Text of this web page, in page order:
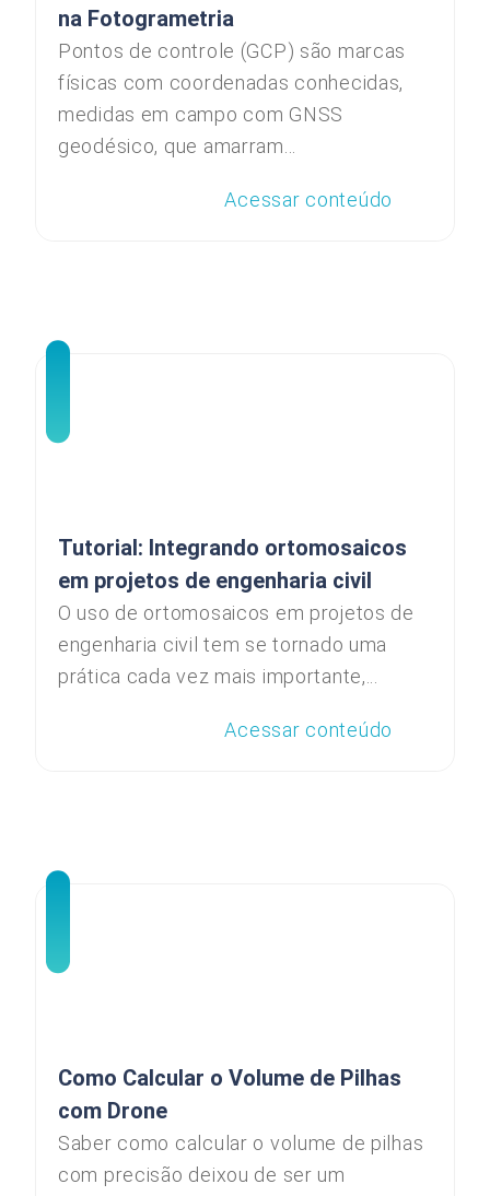
na Fotogrametria
Pontos de controle (GCP) são marcas
físicas com coordenadas conhecidas,
medidas em campo com GNSS
geodésico, que amarram...
Acessar conteúdo
Tutorial: Integrando ortomosaicos
em projetos de engenharia civil
O uso de ortomosaicos em projetos de
engenharia civil tem se tornado uma
prática cada vez mais importante,...
Acessar conteúdo
Como Calcular o Volume de Pilhas
com Drone
Saber como calcular o volume de pilhas
com precisão deixou de ser um